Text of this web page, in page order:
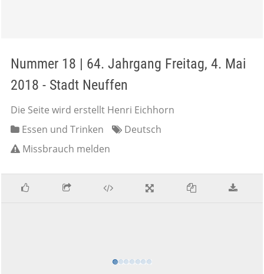
Nummer 18 | 64. Jahrgang Freitag, 4. Mai
2018 - Stadt Neuffen
Die Seite wird erstellt Henri Eichhorn
Essen und Trinken
Deutsch
Missbrauch melden